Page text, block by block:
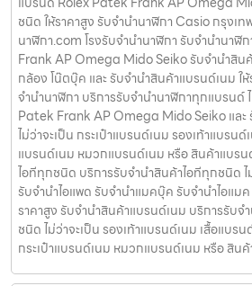
ชนิด ให้ราคาสูง รับจํานํานาฬิกา Casio กรุงเท
นาฬิกา.com โรงรับจำนำนาฬิกา รับจำนำนา
Frank AP Omega Mido Seiko รับจำนำสิน
กล้อง โน๊ตบุ๊ค และ รับจำนำสินค้าแบรนด์เนม ใ
จำนำนาฬิกา บริการรับจำนำนาฬิกาทุกแบรนด์
Patek Frank AP Omega Mido Seiko และ
ไม่ว่าจะเป็น กระเป๋าแบรนด์เนม รองเท้าแบรน
แบรนด์เนม หมวกแบรนด์เนม หรือ สินค้าแบร
ไอทีทุกชนิด บริการรับจำนำสินค้าไอทีทุกชนิด ไ
รับจำนำไอแพด รับจำนำแมคบุ๊ค รับจำนำไอแม
ราคาสูง รับจำนำสินค้าแบรนด์เนม บริการรับ
ชนิด ไม่ว่าจะเป็น รองเท้าแบรนด์เนม เสื้อแบร
กระเป๋าแบรนด์เนม หมวกแบรนด์เนม หรือ สิน